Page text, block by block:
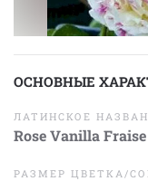
ОСНОВНЫЕ
ЛАТИНСКОЕ
Rose Vanilla Fraise
РАЗМЕР ЦВЕТКА/